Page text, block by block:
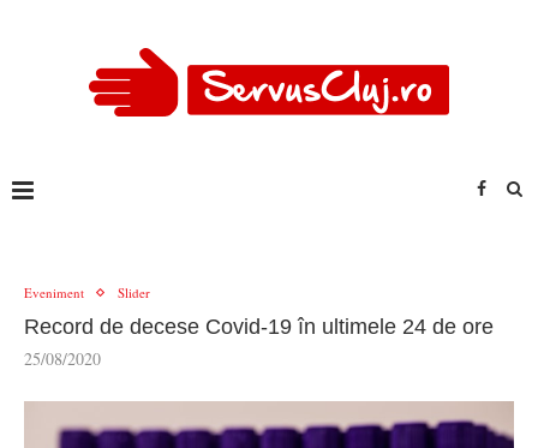
Eveniment Slider
Record de decese Covid-19 în ultimele 24 de ore
25/08/2020